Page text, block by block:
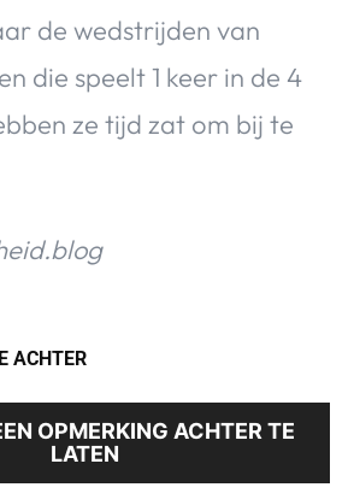
de wedstrijden van
die speelt 1 keer in de 4
ze tijd zat om bij te
ACHTER
OPMERKING ACHTER TE
LATEN